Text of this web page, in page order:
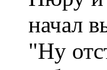
начал
"Ну